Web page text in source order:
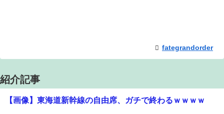
fategrandorder
紹介記事
【画像】東海道新幹線の自由席、ガチで終わるｗｗｗｗ